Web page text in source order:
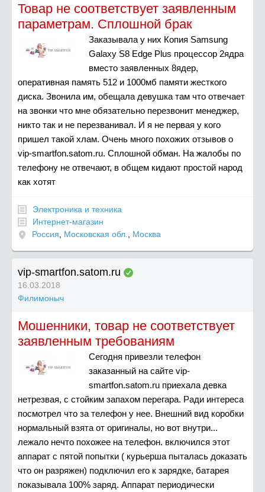
Товар не соответствует заявленным
параметрам. Сплошной брак
Заказывала у них Копия Samsung
Galaxy S8 Edge Plus процессор 2ядра
вместо заявленных 8ядер,
оперативная память 512 и 1000мб памяти жесткого
диска. Звонила им, обещала девушка там что отвечает
на звонки что мне обязательно перезвонит менеджер,
никто так и не перезванивал. И я не первая у кого
пришел такой хлам. Очень много похожих отзывов о
vip-smartfon.satom.ru. Сплошной обман. На жалобы по
телефону не отвечают, в общем кидают простой народ
как хотят
Электроника и техника
Интернет-магазин
Россия, Московская обл., Москва
vip-smartfon.satom.ru
16.03.2018
Филимоныч
Мошенники, товар не соответствует
заявленным требованиям
Сегодня привезли телефон
заказанный на сайте vip-
smartfon.satom.ru приехала девка
нетрезвая, с стойким запахом перегара. Ради интереса
посмотрел что за телефон у нее. Внешний вид коробки
нормальный взята от оригиналы, но вот внутри...
лежало нечто похожее на телефон. включился этот
аппарат с пятой попытки ( курьерша пыталась доказать
что он разряжен) подключил его к зарядке, батарея
показывала 100% заряд. Аппарат периодически